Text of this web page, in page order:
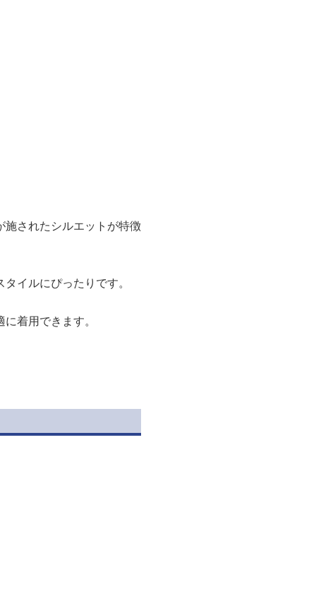
施されたシルエットが特徴
イルにぴったりです。
着用できます。